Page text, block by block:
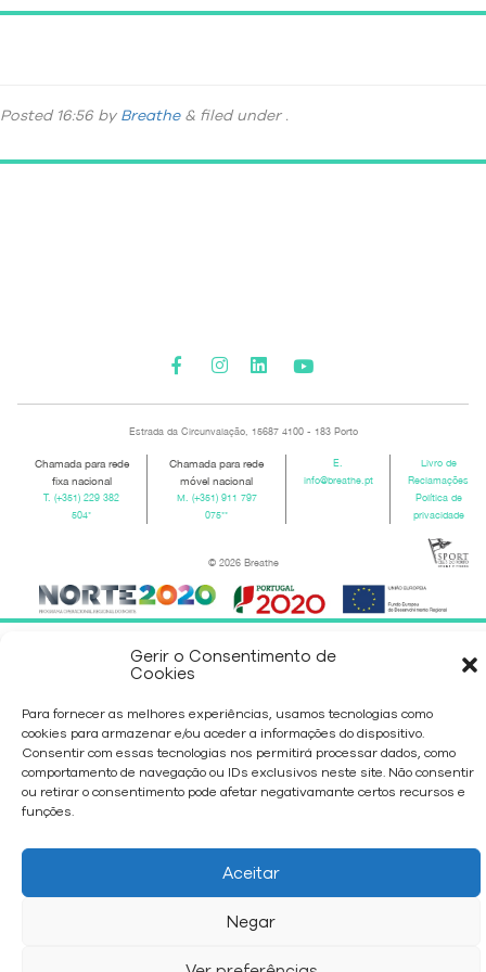
Gerir o Consentimento de
Cookies
Para fornecer as melhores experiências, usamos tecnologias como
cookies para armazenar e/ou aceder a informações do dispositivo.
Consentir com essas tecnologias nos permitirá processar dados, como
comportamento de navegação ou IDs exclusivos neste site. Não consentir
ou retirar o consentimento pode afetar negativamante certos recursos e
funções.
Aceitar
Negar
Posted 16:56 by Breathe & filed under .
Estrada da Circunvalação, 15687 4100 - 183 Porto
Chamada para rede
fixa nacional
T.(+351) 229 382
504*
Chamada para rede
móvel nacional
M. (+351) 911 797
075**
E.
info@breathe.pt
Livro de
Reclamações
Política de
privacidade
© 2026 Breathe